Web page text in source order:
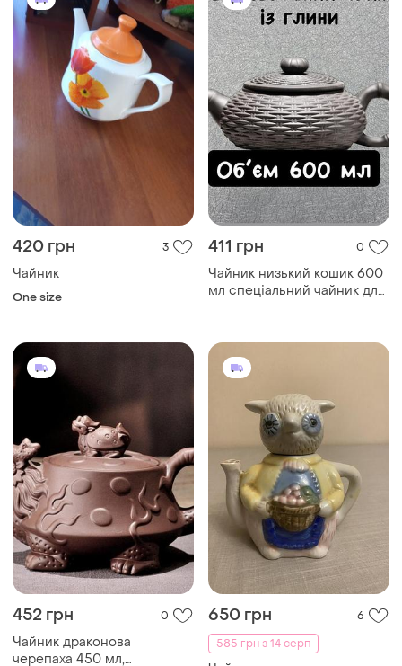
420 грн 3
Чайник
One size
411 грн 0
Чайник низький кошик 600
мл спеціальний чайник для
китайський чайник
452 грн 0
Чайник драконова
черепаха 450 мл,
650 грн
6
585 грн з 14 серп